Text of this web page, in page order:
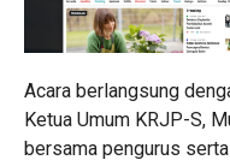
Acara berlangsung
Ketua Umum KRJP-S,
bersama pengurus